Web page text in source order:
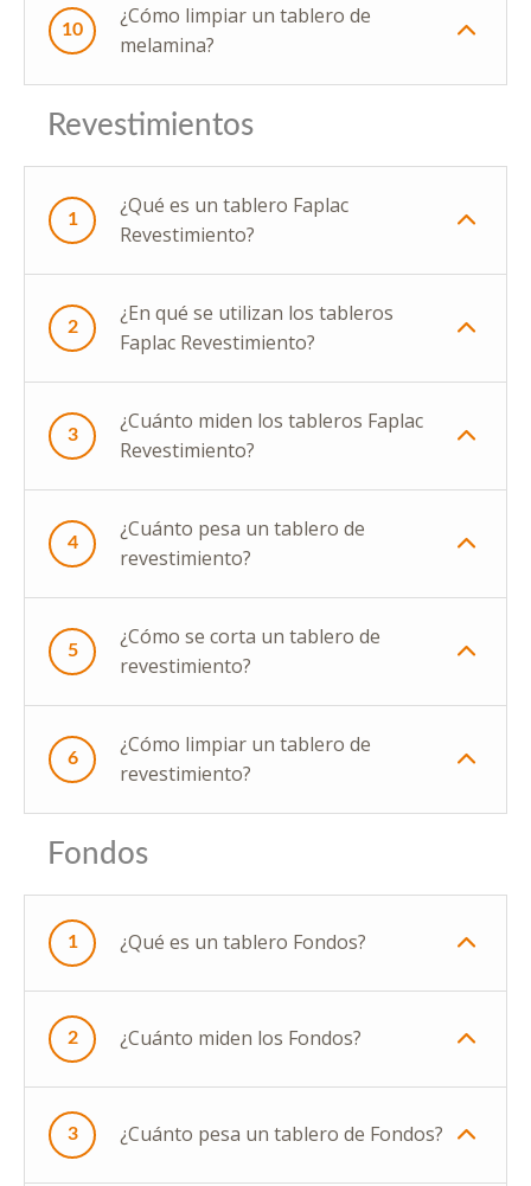
10
¿Cómo limpiar un tablero de
melamina?
Revestimientos
1
¿Qué es un tablero Faplac
Revestimiento?
2
¿En qué se utilizan los tableros
Faplac Revestimiento?
3
¿Cuánto miden los tableros Faplac
Revestimiento?
4
¿Cuánto pesa un tablero de
revestimiento?
5
¿Cómo se corta un tablero de
revestimiento?
6
¿Cómo limpiar un tablero de
revestimiento?
Fondos
1 ¿Qué es un tablero Fondos?
2 ¿Cuánto miden los Fondos?
3 ¿Cuánto pesa un tablero de Fondos?